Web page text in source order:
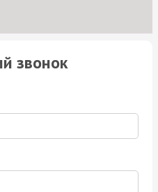
звонок